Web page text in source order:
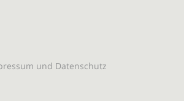
und Datenschutz